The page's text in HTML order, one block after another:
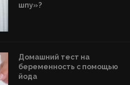
шпу»?
Домашний тест на
беременность с помощью
йода